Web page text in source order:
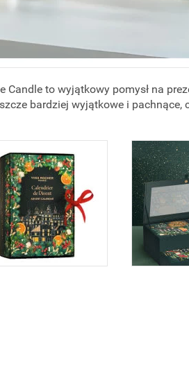
Candle to wyjątkowy pomysł na
bardziej wyjątkowe i pachnące,